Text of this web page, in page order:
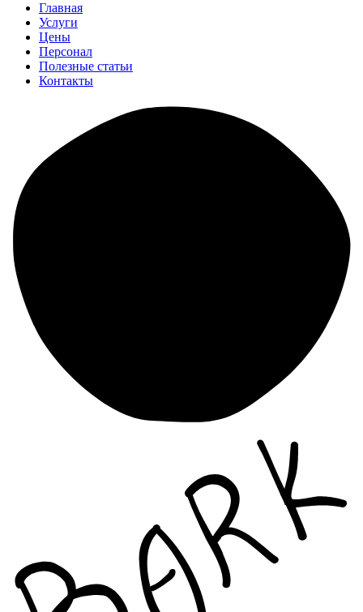
Главная
Услуги
Цены
Персонал
Полезные статьи
Контакты